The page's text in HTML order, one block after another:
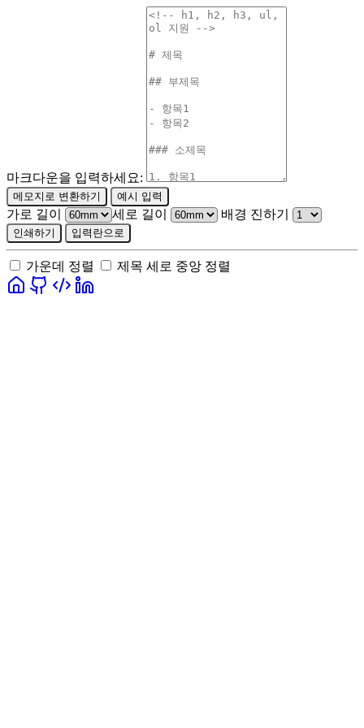
마크다운을 입력하세요:
메모지로 변환하기 예시 입력
가로 길이 세로 길이 배경 진하기
인쇄하기 입력란으로
가운데 정렬 제목 세로 중앙 정렬